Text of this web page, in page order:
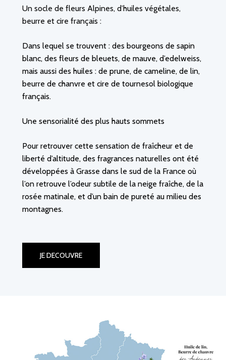
Un socle de fleurs Alpines, d’huiles végétales,
beurre et cire français :
Dans lequel se trouvent : des bourgeons de sapin
blanc, des fleurs de bleuets, de mauve, d’edelweiss,
mais aussi des huiles : de prune, de cameline, de lin,
beurre de chanvre et cire de tournesol biologique
français.
Une sensorialité des plus hauts sommets
Pour retrouver cette sensation de fraîcheur et de
liberté d’altitude, des fragrances naturelles ont été
développées à Grasse dans le sud de la France où
l’on retrouve l’odeur subtile de la neige fraîche, de la
rosée matinale, et d’un bain de pureté au milieu des
montagnes.
JE DECOUVRE